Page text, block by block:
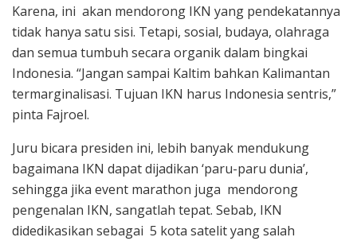
Karena, ini akan mendorong IKN yang pendekatannya
tidak hanya satu sisi. Tetapi, sosial, budaya, olahraga
dan semua tumbuh secara organik dalam bingkai
Indonesia. “Jangan sampai Kaltim bahkan Kalimantan
termarginalisasi. Tujuan IKN harus Indonesia sentris,”
pinta Fajroel.
Juru bicara presiden ini, lebih banyak mendukung
bagaimana IKN dapat dijadikan ‘paru-paru dunia’,
sehingga jika event marathon juga mendorong
pengenalan IKN, sangatlah tepat. Sebab, IKN
didedikasikan sebagai 5 kota satelit yang salah